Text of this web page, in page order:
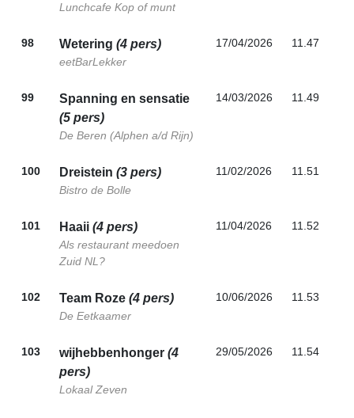
Lunchcafe Kop of munt
98 Wetering (4 pers)
eetBarLekker
17/04/2026 11.47
99
Spanning en sensatie
(5 pers)
De Beren (Alphen a/d Rijn)
14/03/2026 11.49
100 Dreistein (3 pers)
Bistro de Bolle
11/02/2026 11.51
101 Haaii (4 pers)
Als restaurant meedoen
Zuid NL?
11/04/2026 11.52
102 Team Roze (4 pers)
De Eetkaamer
10/06/2026 11.53
103 wijhebbenhonger (4
pers)
Lokaal Zeven
29/05/2026 11.54